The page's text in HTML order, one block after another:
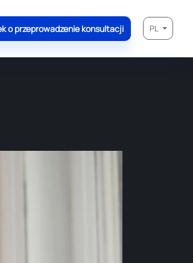
o przeprowadzenie konsultacji PL